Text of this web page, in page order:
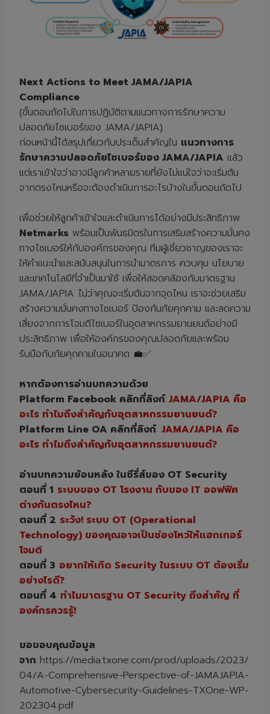
Next Actions to Meet JAMA/JAPIA
Compliance
(ขั้นตอนถัดไปในการปฏิบัติตามแนวทางการรักษาความ
ปลอดภัยไซเบอร์ของ JAMA/JAPIA)
ก่อนหน้านี้ได้สรุปเกี่ยวกับประเด็นสำคัญใน แนวทางการ
รักษาความปลอดภัยไซเบอร์ของ JAMA/JAPIA แล้ว
แต่เราเข้าใจว่าอาจมีลูกค้าหลายรายที่ยังไม่แน่ใจว่าจะเริ่มต้น
จากตรงไหนหรือจะต้องดำเนินการอะไรบ้างในขั้นตอนถัดไป
เพื่อช่วยให้ลูกค้าเข้าใจและดำเนินการได้อย่างมีประสิทธิภาพ
Netmarks พร้อมเป็นพันธมิตรในการเสริมสร้างความมั่นคง
ทางไซเบอร์ให้กับองค์กรของคุณ ทีมผู้เชี่ยวชาญของเราจะ
ให้คำแนะนำและสนับสนุนในการนำมาตรการ ควบคุม นโยบาย
และเทคโนโลยีที่จำเป็นมาใช้ เพื่อให้สอดคล้องกับมาตรฐาน
JAMA/JAPIA ไม่ว่าคุณจะเริ่มต้นจากจุดไหน เราจะช่วยเสริม
สร้างความมั่นคงทางไซเบอร์ ป้องกันภัยคุกคาม และลดความ
เสี่ยงจากการโจมตีไซเบอร์ในอุตสาหกรรมยานยนต์อย่างมี
ประสิทธิภาพ เพื่อให้องค์กรของคุณปลอดภัยและพร้อม
รับมือกับภัยคุกคามในอนาคต 💼✅
หากต้องการอ่านบทความด้วย
Platform Facebook คลิกที่ลิงก์:JAMA/JAPIA คือ
อะไร ทำไมถึงสำคัญกับอุตสาหกรรมยานยนต์?
Platform Line OA คลิกที่ลิงก์: JAMA/JAPIA คือ
อะไร ทำไมถึงสำคัญกับอุตสาหกรรมยานยนต์?
อ่านบทความย้อนหลัง ในซีรี่ส์ของ OT Security
ตอนที่ 1 ระบบของ OT โรงงาน กับของ IT ออฟฟิศ
ต่างกันตรงไหน?
ตอนที่ 2 ระวัง! ระบบ OT (Operational
Technology) ของคุณอาจเป็นช่องโหว่ให้แฮกเกอร์
โจมต
ตอนที่ 3 อยากให้เกิด Security ในระบบ OT ต้องเริ่ม
อย่างไรดี?
ตอนที่ 4 ทำไมมาตรฐาน OT Security ถึงสำคัญ ที่
องค์กรควรรู้!
ขอขอบคุณข้อมูล
จาก: https://media.txone.com/prod/uploads/2023/
04/A-Comprehensive-Perspective-of-JAMAJAPIA-
Automotive-Cybersecurity-Guidelines-TXOne-WP-
202304.pdf